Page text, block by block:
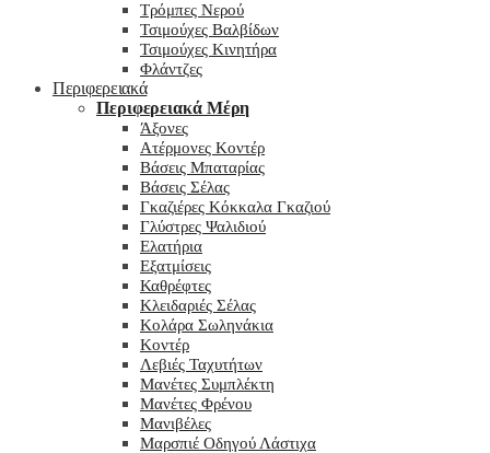
Τρόμπες Νερού
Τσιμούχες Βαλβίδων
Τσιμούχες Κινητήρα
Φλάντζες
Περιφερειακά
Περιφερειακά Μέρη
Άξονες
Ατέρμονες Κοντέρ
Βάσεις Μπαταρίας
Βάσεις Σέλας
Γκαζιέρες Κόκκαλα Γκαζιού
Γλύστρες Ψαλιδιού
Ελατήρια
Εξατμίσεις
Καθρέφτες
Κλειδαριές Σέλας
Κολάρα Σωληνάκια
Κοντέρ
Λεβιές Ταχυτήτων
Μανέτες Συμπλέκτη
Μανέτες Φρένου
Μανιβέλες
Μαρσπιέ Οδηγού Λάστιχα